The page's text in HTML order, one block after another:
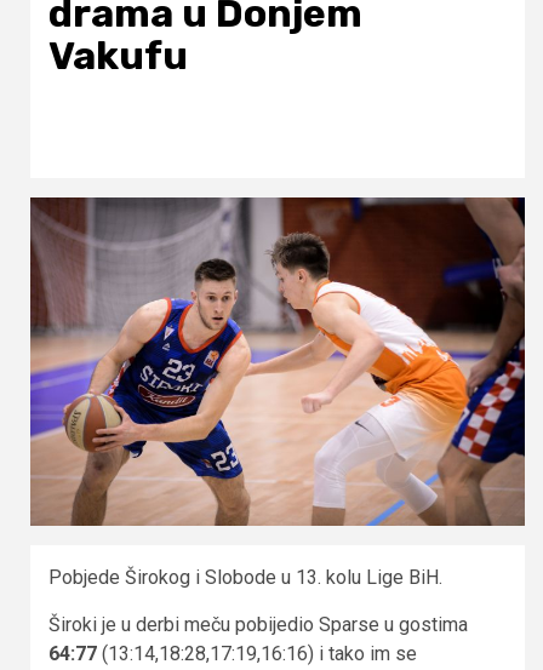
drama u Donjem
Vakufu
Pobjede Širokog i Slobode u 13. kolu Lige BiH.
Široki je u derbi meču pobijedio Sparse u gostima
64:77 (13:14,18:28,17:19,16:16) i tako im se